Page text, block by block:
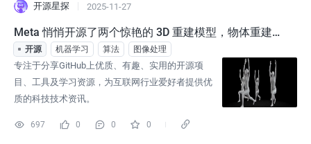
开源星探 2025-11-27
Meta 悄悄开源了两个惊艳的 3D 重建模型，物体重建
+人体重建！
开源 机器学习 算法 图像处理
专注于分享GitHub上优质、有趣、实用的开源项
目、工具及学习资源，为互联网行业爱好者提供优
质的科技技术资讯。
697 0 0 0